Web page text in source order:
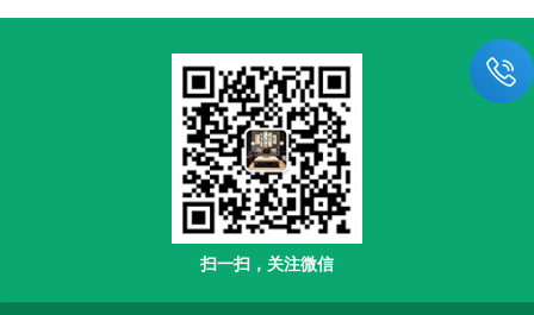
扫一扫，关注微信